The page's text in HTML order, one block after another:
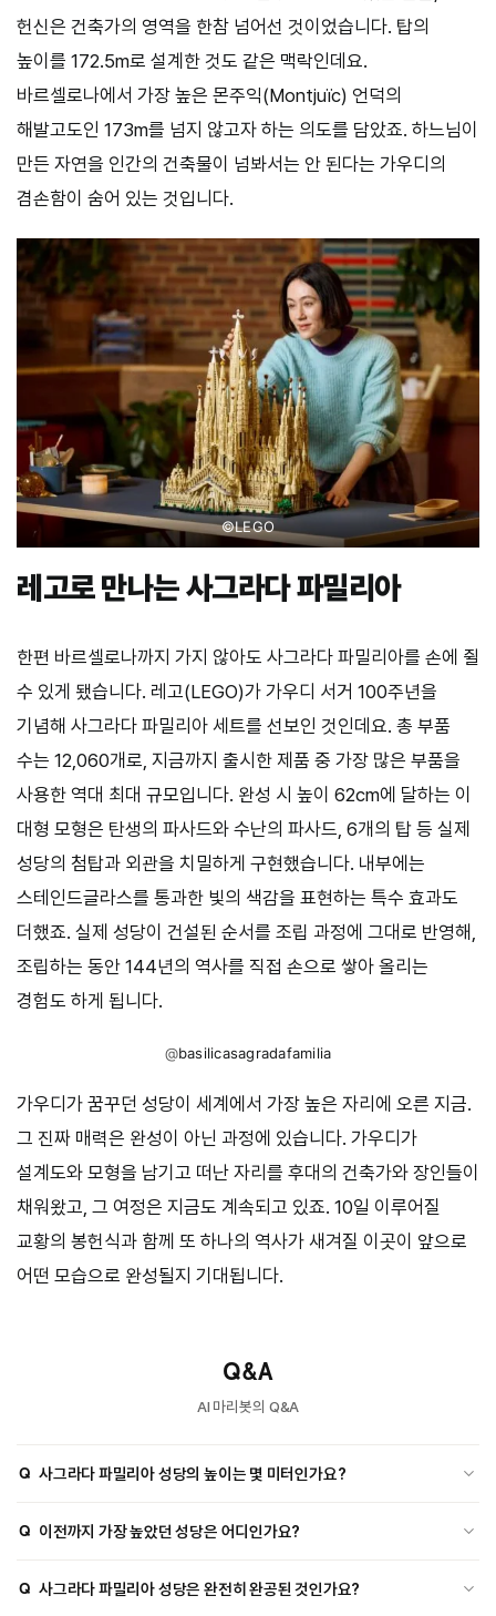
헌신은 건축가의 영역을 한참 넘어선 것이었습니다. 탑의
높이를 172.5m로 설계한 것도 같은 맥락인데요.
바르셀로나에서 가장 높은 몬주익(Montjuïc) 언덕의
해발고도인 173m를 넘지 않고자 하는 의도를 담았죠. 하느님이
만든 자연을 인간의 건축물이 넘봐서는 안 된다는 가우디의
겸손함이 숨어 있는 것입니다.
©LEGO
레고로 만나는 사그라다 파밀리아
한편 바르셀로나까지 가지 않아도 사그라다 파밀리아를 손에 쥘
수 있게 됐습니다. 레고(LEGO)가 가우디 서거 100주년을
기념해 사그라다 파밀리아 세트를 선보인 것인데요. 총 부품
수는 12,060개로, 지금까지 출시한 제품 중 가장 많은 부품을
사용한 역대 최대 규모입니다. 완성 시 높이 62cm에 달하는 이
대형 모형은 탄생의 파사드와 수난의 파사드, 6개의 탑 등 실제
성당의 첨탑과 외관을 치밀하게 구현했습니다. 내부에는
스테인드글라스를 통과한 빛의 색감을 표현하는 특수 효과도
더했죠. 실제 성당이 건설된 순서를 조립 과정에 그대로 반영해,
조립하는 동안 144년의 역사를 직접 손으로 쌓아 올리는
경험도 하게 됩니다.
@basilicasagradafamilia
가우디가 꿈꾸던 성당이 세계에서 가장 높은 자리에 오른 지금.
그 진짜 매력은 완성이 아닌 과정에 있습니다. 가우디가
설계도와 모형을 남기고 떠난 자리를 후대의 건축가와 장인들이
채워왔고, 그 여정은 지금도 계속되고 있죠. 10일 이루어질
교황의 봉헌식과 함께 또 하나의 역사가 새겨질 이곳이 앞으로
어떤 모습으로 완성될지 기대됩니다.
Q&A
AI 마리봇의 Q&A
Q 사그라다 파밀리아 성당의 높이는 몇 미터인가요?
172.5미터에 이르렀습니다.
Q 이전까지 가장 높았던 성당은 어디인가요?
성당이었습니다.
Q 사그라다 파밀리아 성당은 완전히 완공된 것인가요?